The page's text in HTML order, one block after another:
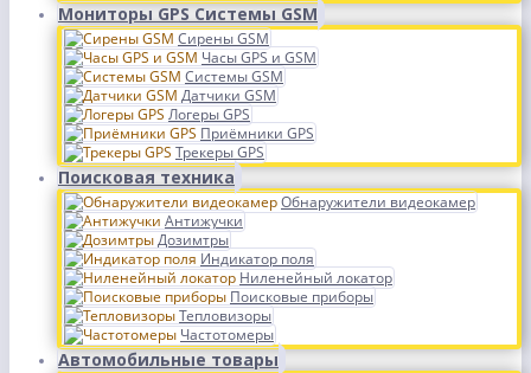
Мониторы GPS Системы GSM
Сирены GSM
Часы GPS и GSM
Системы GSM
Датчики GSM
Логеры GPS
Приёмники GPS
Трекеры GPS
Поисковая техника
Обнаружители видеокамер
Антижучки
Дозимтры
Индикатор поля
Ниленейный локатор
Поисковые приборы
Тепловизоры
Частотомеры
Автомобильные товары